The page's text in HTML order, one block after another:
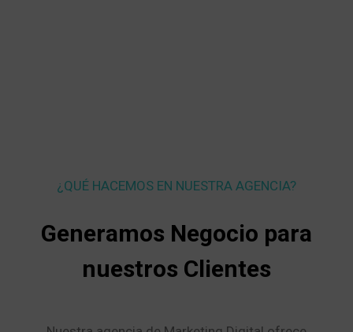
¿QUÉ HACEMOS EN NUESTRA AGENCIA?
Generamos Negocio para
nuestros Clientes